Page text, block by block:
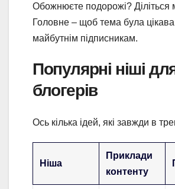
Обожнюєте подорожі?
Головне – щоб тема була
майбутнім підписникам.
Популярні ніші
блогерів
Ось кілька ідей, які завжди в
Ніша
Приклади
контенту